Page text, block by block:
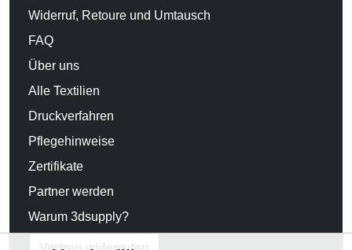
Widerruf, Retoure und Umtausch
FAQ
Über uns
Alle Textilien
Druckverfahren
Pflegehinweise
Zertifikate
Partner werden
Warum 3dsupply?